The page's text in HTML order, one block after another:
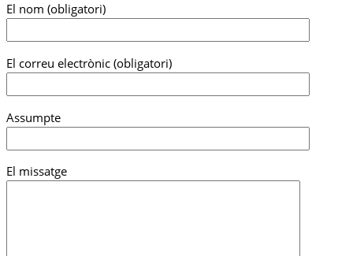
El nom (obligatori)
El correu electrònic (obligatori)
Assumpte
El missatge